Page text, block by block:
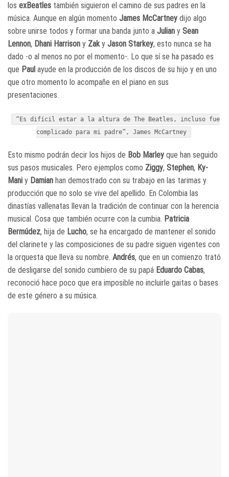
los exBeatles también siguieron el camino de sus padres en la
música. Aunque en algún momento James McCartney dijo algo
sobre unirse todos y formar una banda junto a Julian y Sean
Lennon, Dhani Harrison y Zaky Jason Starkey, esto nunca se ha
dado -o al menos no por el momento-. Lo que sí se ha pasado es
que Paul ayude en la producción de los discos de su hijo y en uno
que otro momento lo acompañe en el piano en sus
presentaciones.
“Es difícil estar a la altura de The Beatles, incluso fue
complicado para mi padre”, James McCartney
Esto mismo podrán decir los hijos de Bob Marley que han seguido
sus pasos musicales. Pero ejemplos como Ziggy, Stephen, Ky-
Mani y Damian han demostrado con su trabajo en las tarimas y
producción que no solo se vive del apellido. En Colombia las
dinastías vallenatas llevan la tradición de continuar con la herencia
musical. Cosa que también ocurre con la cumbia. Patricia
Bermúdez, hija de Lucho, se ha encargado de mantener el sonido
del clarinete y las composiciones de su padre siguen vigentes con
la orquesta que lleva su nombre. Andrés, que en un comienzo trató
de desligarse del sonido cumbiero de su papá Eduardo Cabas,
reconoció hace poco que era imposible no incluirle gaitas o bases
de este género a su música.